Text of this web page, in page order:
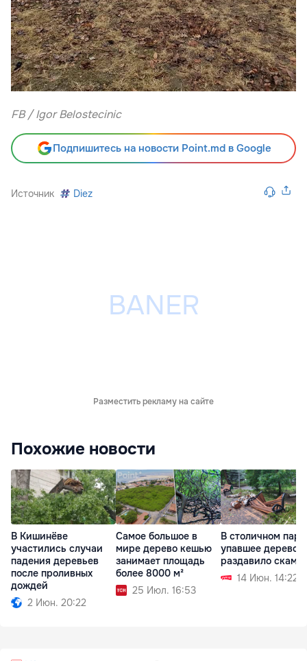
FB / Igor Belostecinic
Подпишитесь на новости Point.md в Google
Источник Diez
Разместить рекламу на сайте
Похожие новости
В Кишинёве
участились случаи
падения деревьев
после проливных
дождей
2 Июн. 20:22
Самое большое в
мире дерево кешью
занимает площадь
более 8000 м²
25 Июл. 16:53
В столичном
упавшее дерево
раздавило
14 Июн. 14:22